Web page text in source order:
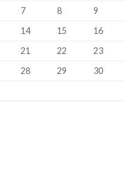
7 8
9
14 15
16
21 22
23
28 29
30